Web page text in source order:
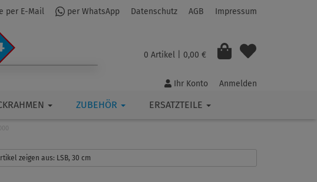
per E-Mail per WhatsApp Datenschutz AGB Impressum
0 Artikel | 0,00 €
Ihr Konto Anmelden
ZUBEHÖR ERSATZTEILE
zeigen aus: LSB, 30 cm